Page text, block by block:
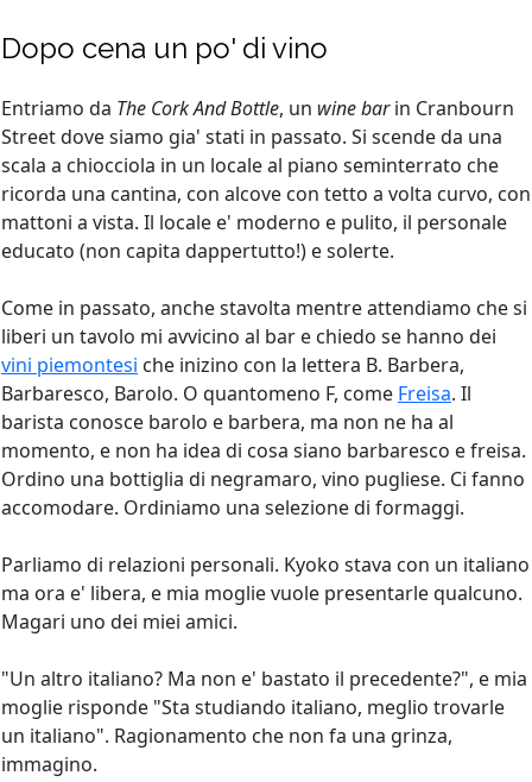
Dopo cena un po' di vino
Entriamo da The Cork And Bottle, un wine barin Cranbourn
Street dove siamo gia' stati in passato. Si scende da una
scala a chiocciola in un locale al piano seminterrato che
ricorda una cantina, con alcove con tetto a volta curvo, con
mattoni a vista. Il locale e' moderno e pulito, il personale
educato (non capita dappertutto!) e solerte.
Come in passato, anche stavolta mentre attendiamo che si
liberi un tavolo mi avvicino al bar e chiedo se hanno dei
vini piemontesi che inizino con la lettera B. Barbera,
Barbaresco, Barolo. O quantomeno F, come Freisa. Il
barista conosce barolo e barbera, ma non ne ha al
momento, e non ha idea di cosa siano barbaresco e freisa.
Ordino una bottiglia di negramaro, vino pugliese. Ci fanno
accomodare. Ordiniamo una selezione di formaggi.
Parliamo di relazioni personali. Kyoko stava con un italiano
ma ora e' libera, e mia moglie vuole presentarle qualcuno.
Magari uno dei miei amici.
"Un altro italiano? Ma non e' bastato il precedente?", e mia
moglie risponde "Sta studiando italiano, meglio trovarle
un italiano". Ragionamento che non fa una grinza,
immagino.